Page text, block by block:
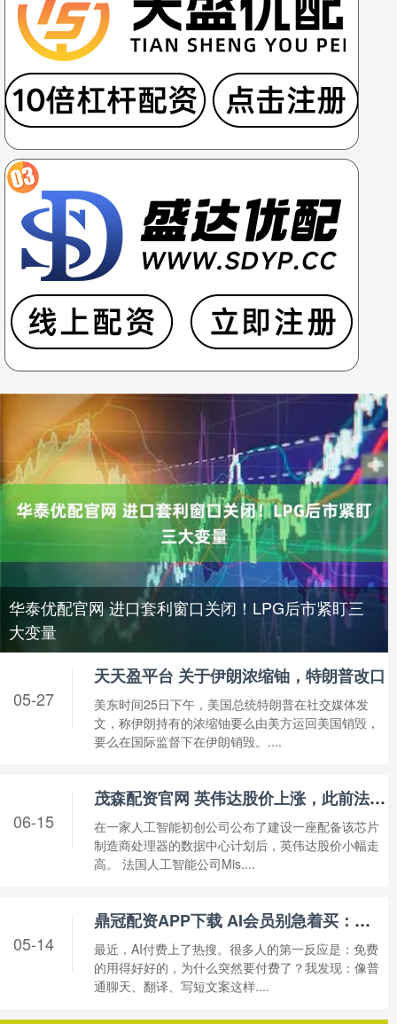
华泰优配官网 进口套利窗口关闭！LPG后市紧盯三
大变量
天天盈平台 关于伊朗浓缩铀，特朗普改口
美东时间25日下午，美国总统特朗普在社交媒体发
文，称伊朗持有的浓缩铀要么由美方运回美国销毁，
要么在国际监督下在伊朗销毁。....
05-27
茂森配资官网 英伟达股价上涨，此前法国AI初创公司Mistral AI融资8.3亿美元建设大规模GPU数据中心
在一家人工智能初创公司公布了建设一座配备该芯片
制造商处理器的数据中心计划后，英伟达股价小幅走
高。 法国人工智能公司Mis....
06-15
鼎冠配资APP下载 AI会员别急着买：先看你用不用得上
最近，AI付费上了热搜。很多人的第一反应是：免费
的用得好好的，为什么突然要付费了？我发现：像普
通聊天、翻译、写短文案这样....
05-14